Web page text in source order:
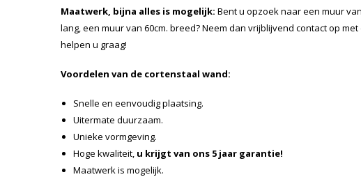
Maatwerk, bijna alles is mogelijk: Bent u opzoek naar een muur
lang, een muur van 60cm. breed? Neem dan vrijblijvend contact op met
helpen u graag!
Voordelen van de cortenstaal wand:
Snelle en eenvoudig plaatsing.
Uitermate duurzaam.
Unieke vormgeving.
Hoge kwaliteit, u krijgt van ons 5 jaar garantie!
Maatwerk is mogelijk.